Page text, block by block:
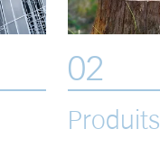
02